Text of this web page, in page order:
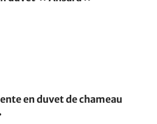
en duvet de chameau